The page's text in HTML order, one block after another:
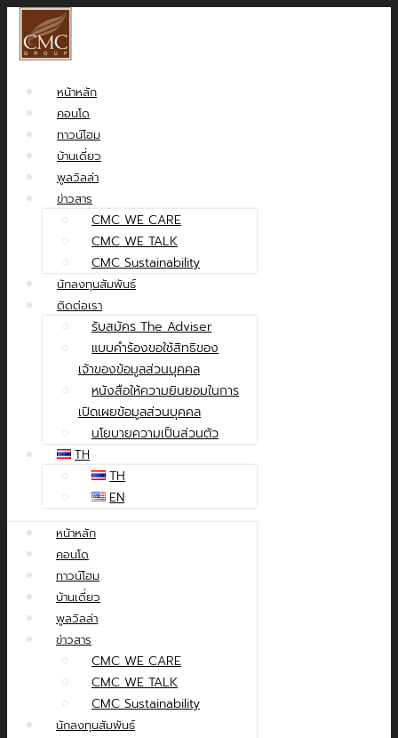
หน้าหลัก
คอนโด
ทาวน์โฮม
บ้านเดี่ยว
พูลวิลล่า
ข่าวสาร
CMC WE CARE
CMC WE TALK
CMC Sustainability
นักลงทุนสัมพันธ์
ติดต่อเรา
รับสมัคร The Adviser
แบบคำร้องขอใช้สิทธิของ
เจ้าของข้อมูลส่วนบุคคล
หนังสือให้ความยินยอมในการ
เปิดเผยข้อมูลส่วนบุคคล
นโยบายความเป็นส่วนตัว
TH
TH
EN
หน้าหลัก
คอนโด
ทาวน์โฮม
บ้านเดี่ยว
พูลวิลล่า
ข่าวสาร
CMC WE CARE
CMC WE TALK
CMC Sustainability
นักลงทุนสัมพันธ์